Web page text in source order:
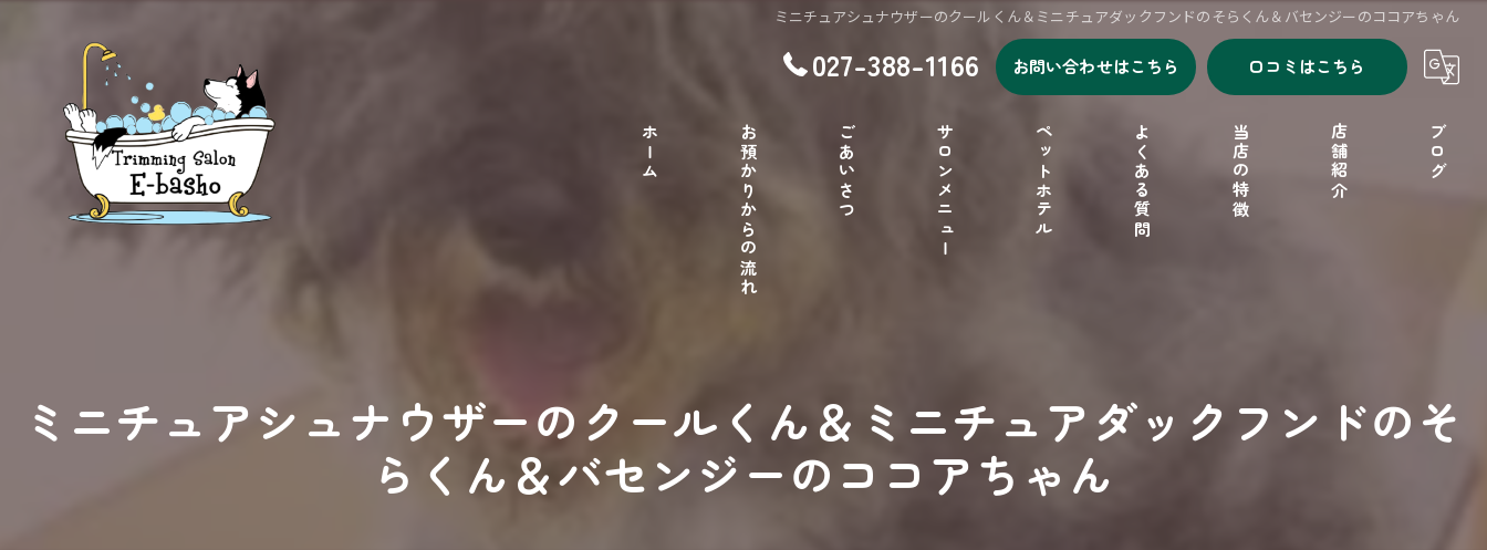
ミニチュアシュナウザーのクールくん＆ミニチュアダックフンドのそらくん＆バセンジーのココアちゃん
027-388-1166 お問い合わせはこちら 口コミはこちら
ホーム お預かりからの流れ ごあいさつ サロンメニュー ペットホテル よくある質問 当店の特徴
フリーゲージ
店舗紹介 ブログ
ミニチュアシュナウザーのクールくん＆ミニチュアダックフンドのそ
らくん＆バセンジーのココアちゃん